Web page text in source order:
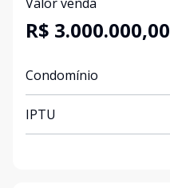
R$ 3.000.000,00
Condomínio
IPTU